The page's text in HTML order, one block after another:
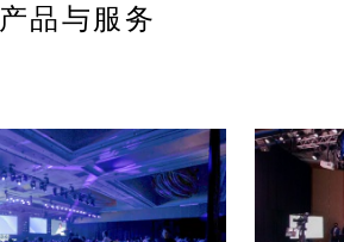
产品与服务